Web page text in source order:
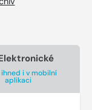
i v mobilní
aplikaci